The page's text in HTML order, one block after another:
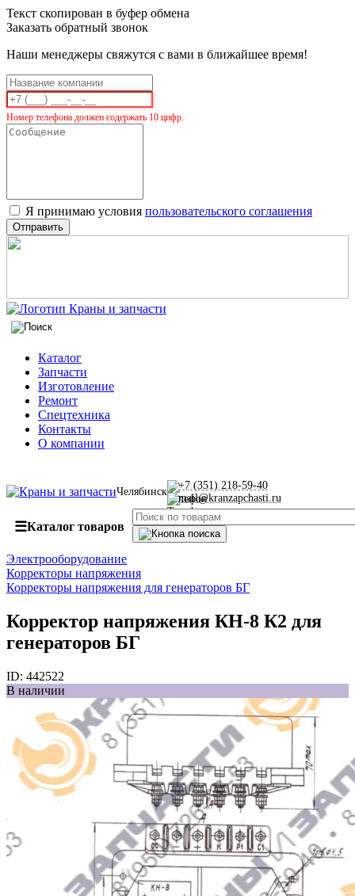
Текст скопирован в буфер обмена
Заказать обратный звонок
Наши менеджеры свяжутся с вами в ближайшее время!
Номер телефона должен содержать 10 цифр.
Я принимаю условия пользовательского соглашения
Отправить
Каталог
Запчасти
Изготовление
Ремонт
Спецтехника
Контакты
О компании
Челябинск
+7 (351) 218-59-40
mail@kranzapchasti.ru
☰Каталог товаров
Электрооборудование
Корректоры напряжения
Корректоры напряжения для генераторов БГ
Корректор напряжения КН-8 К2 для
генераторов БГ
ID: 442522
В наличии